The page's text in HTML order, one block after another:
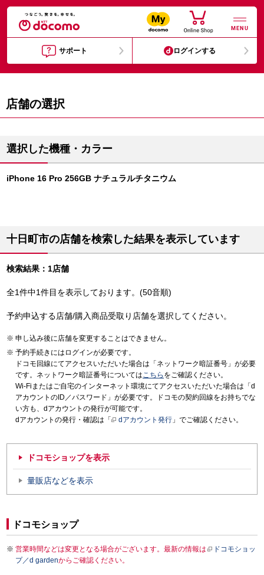
MENU
サポート ログインする
店舗の選択
選択した機種・カラー
iPhone 16 Pro 256GB ナチュラルチタニウム
十日町市の店舗を検索した結果を表示しています
検索結果：1店舗
全1件中1件目を表示しております。(50音順)
予約申込する店舗/購入商品受取り店舗を選択してください。
申し込み後に店舗を変更することはできません。
予約手続きにはログインが必要です。
ドコモ回線にてアクセスいただいた場合は「ネットワーク暗証番号」が必要
です。ネットワーク暗証番号についてはこちら をご確認ください。
Wi-Fiまたはご自宅のインターネット環境にてアクセスいただいた場合は「d
アカウントのID／パスワード」が必要です。ドコモの契約回線をお持ちでな
い方も、dアカウントの発行が可能です。
dアカウントの発行・確認は「
dアカウント発行 」でご確認ください。
ドコモショップを表示
量販店などを表示
ドコモショップ
営業時間などは変更となる場合がございます。最新の情報は
ドコモショッ
プ／d gardenからご確認ください。